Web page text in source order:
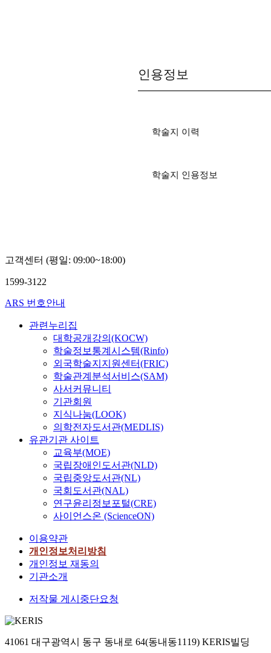
인용정보
학술지 이력
학술지 인용정보
고객센터 (평일: 09:00~18:00)
1599-3122
ARS 번호안내
관련누리집
대학공개강의(KOCW)
학술정보통계시스템(Rinfo)
외국학술지지원센터(FRIC)
학술관계분석서비스(SAM)
사서커뮤니티
기관회원
지식나눔(LOOK)
의학전자도서관(MEDLIS)
유관기관 사이트
교육부(MOE)
국립장애인도서관(NLD)
국립중앙도서관(NL)
국회도서관(NAL)
연구윤리정보포털(CRE)
사이언스온 (ScienceON)
이용약관
개인정보처리방침
개인정보 재동의
기관소개
저작물 게시중단요청
41061 대구광역시 동구 동내로 64(동내동1119) KERIS빌딩